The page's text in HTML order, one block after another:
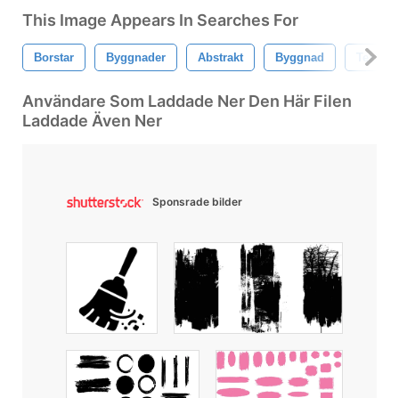
This Image Appears In Searches For
Borstar Byggnader Abstrakt Byggnad Textur
Användare Som Laddade Ner Den Här Filen
Laddade Även Ner
Sponsrade bilder